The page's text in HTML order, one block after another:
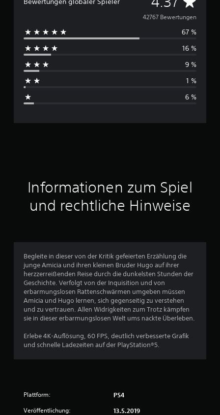
u
r
c
h
t
t
c
h
e
B
e
42767 Bewertungen
67 %
16 %
9 %
1 %
6 %
Informationen zum Spiel
und rechtliche Hinweise
Begleite in dieser von der Kritik gefeierten Erzählung die
junge Amicia und ihren kleinen Bruder Hugo auf ihrer
herzzerreißenden Reise durch die dunkelsten Stunden der
Geschichte. Verfolgt von der Inquisition und von
erbarmungslosen Rattenschwärmen umgeben müssen
Amicia und Hugo lernen, sich gegenseitig zu verstehen
und zu vertrauen. Allen Widrigkeiten zum Trotz kämpfen
sie in dieser erbarmungslosen Welt ums nackte Überleben.
Erlebe 4K-Auflösung, 60 FPS, deutlich verbesserte Grafik
und schnelle Ladezeiten auf der PlayStation®5.
Plattform: PS4
Veröffentlichung: 13.5.2019